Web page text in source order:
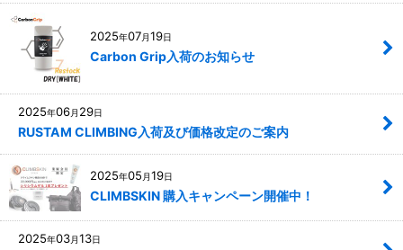
2025年07月19日
Carbon Grip入荷のお知らせ
2025年06月 29日
RUSTAM CLIMBING入荷及び価格改定のご案内
2025年05 月19日
CLIMBSKIN 購入キャンペーン開催中！
2025年03月13日